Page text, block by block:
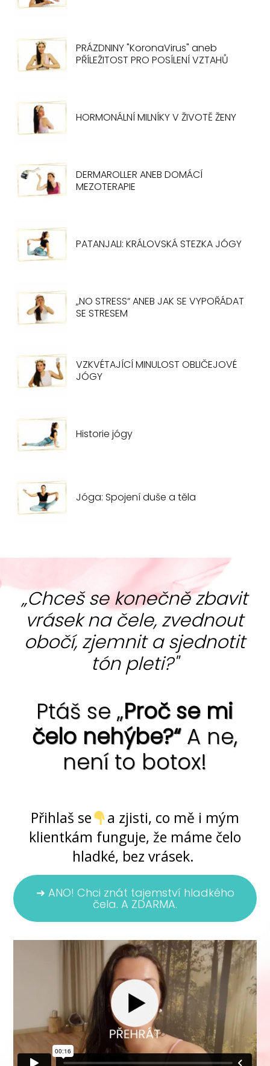
PRÁZDNINY "KoronaVirus" aneb
PŘÍLEŽITOST PRO POSÍLENÍ VZTAHŮ
HORMONÁLNÍ MILNÍKY V ŽIVOTĚ ŽENY
DERMAROLLER ANEB DOMÁCÍ
MEZOTERAPIE
PATANJALI: KRÁLOVSKÁ STEZKA JÓGY
„NO STRESS“ ANEB JAK SE VYPOŘÁDAT
SE STRESEM
VZKVÉTAJÍCÍ MINULOST OBLIČEJOVÉ
JÓGY
Historie jógy
Jóga: Spojení duše a těla
„Chceš se konečně zbavit
vrásek na čele, zvednout
obočí, zjemnit a sjednotit
tón pleti?"
Ptáš se „Proč se mi
čelo nehýbe?“A ne,
není to botox!
Přihlaš se
a zjisti, co mě i mým
klientkám funguje, že máme čelo
hladké, bez vrásek.
➜ ANO! Chci znát tajemství hladkého
čela. A ZDARMA.